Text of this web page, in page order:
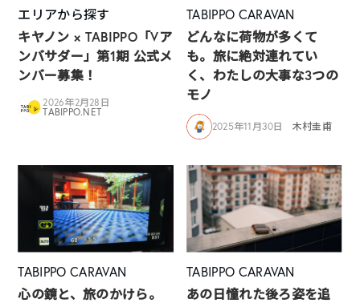
エリアから探す
キヤノン × TABIPPO「Vア
ンバサダー」第1期 公式メ
ンバー募集！
2026年2月28日
TABIPPO.NET
TABIPPO CARAVAN
どんなに荷物が多くて
も。旅に絶対連れてい
く、わたしの大事な3つの
モノ
2025年11月30日 木村圭甫
TABIPPO CARAVAN
心の鏡と、旅のかけら。
TABIPPO CARAVAN
あの日憧れた後ろ姿を追